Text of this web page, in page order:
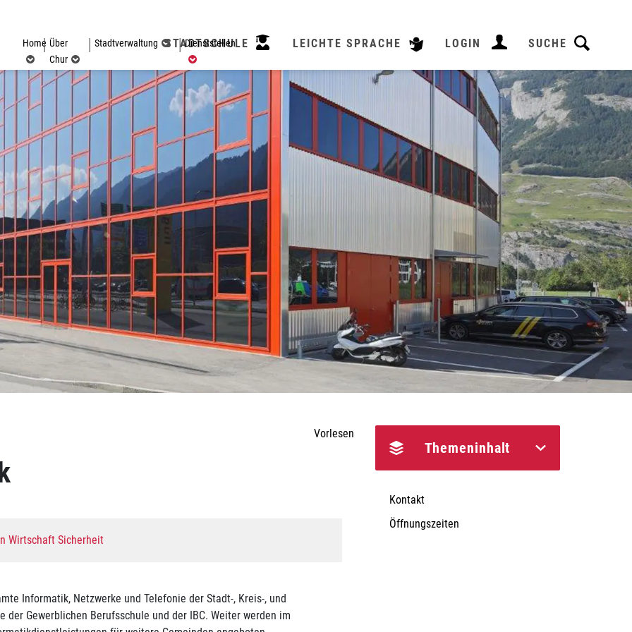
SUCHE
LOGIN
LEICHTE SPRACHE
STADTSCHULE
Home Über
Chur
Stadtverwaltung Dienststellen(ausgewählt)
Vorlesen
Wirtschaft Sicherheit
Informatik, Netzwerke und Telefonie der Stadt-, Kreis-, und
Gewerblichen Berufsschule und der IBC. Weiter werden im
Themeninhalt
Kontakt
Öffnungszeiten